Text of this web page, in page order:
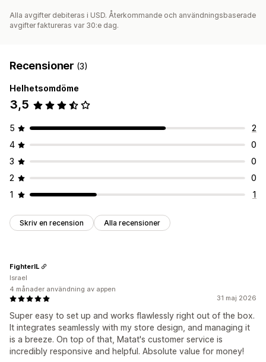
Alla avgifter debiteras i USD. Återkommande och användningsbaserade
avgifter faktureras var 30:e dag.
Recensioner (3)
Helhetsomdöme
3,5
5
2
4
0
3
0
2
0
1
1
Skriv en recension Alla recensioner
31 maj 2026
Super easy to set up and works flawlessly right out of the box.
It integrates seamlessly with my store design, and managing it
is a breeze. On top of that, Matat's customer service is
incredibly responsive and helpful. Absolute value for money!
FighterIL
Israel
4 månader användning av appen